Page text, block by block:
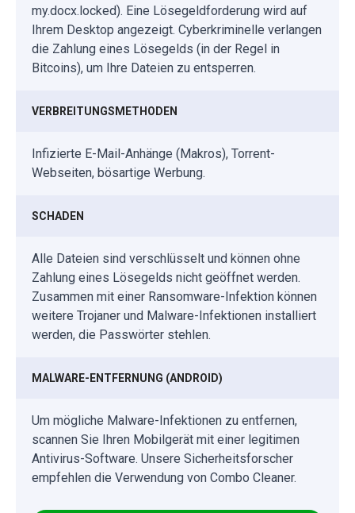
my.docx.locked). Eine Lösegeldforderung wird auf
Ihrem Desktop angezeigt. Cyberkriminelle verlangen
die Zahlung eines Lösegelds (in der Regel in
Bitcoins), um Ihre Dateien zu entsperren.
VERBREITUNGSMETHODEN
Infizierte E-Mail-Anhänge (Makros), Torrent-
Webseiten, bösartige Werbung.
SCHADEN
Alle Dateien sind verschlüsselt und können ohne
Zahlung eines Lösegelds nicht geöffnet werden.
Zusammen mit einer Ransomware-Infektion können
weitere Trojaner und Malware-Infektionen installiert
werden, die Passwörter stehlen.
MALWARE-ENTFERNUNG (ANDROID)
Um mögliche Malware-Infektionen zu entfernen,
scannen Sie Ihren Mobilgerät mit einer legitimen
Antivirus-Software. Unsere Sicherheitsforscher
empfehlen die Verwendung von Combo Cleaner.